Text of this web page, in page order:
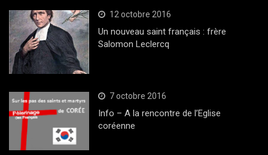
12 octobre 2016
Un nouveau saint français : frère
Salomon Leclercq
7 octobre 2016
Info – A la rencontre de l’Eglise
coréenne